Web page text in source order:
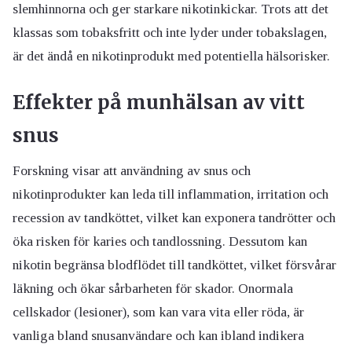
slemhinnorna och ger starkare nikotinkickar. Trots att det
klassas som tobaksfritt och inte lyder under tobakslagen,
är det ändå en nikotinprodukt med potentiella hälsorisker.
Effekter på munhälsan av vitt
snus
Forskning visar att användning av snus och
nikotinprodukter kan leda till inflammation, irritation och
recession av tandköttet, vilket kan exponera tandrötter och
öka risken för karies och tandlossning. Dessutom kan
nikotin begränsa blodflödet till tandköttet, vilket försvårar
läkning och ökar sårbarheten för skador. Onormala
cellskador (lesioner), som kan vara vita eller röda, är
vanliga bland snusanvändare och kan ibland indikera